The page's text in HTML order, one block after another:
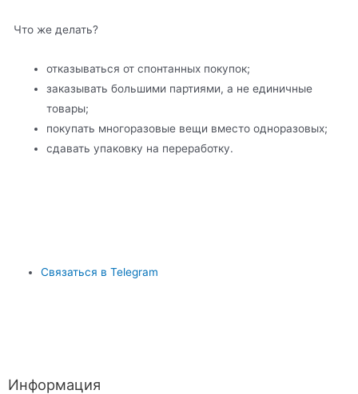
Что же делать?
отказываться от спонтанных покупок;
заказывать большими партиями, а не единичные
товары;
покупать многоразовые вещи вместо одноразовых;
сдавать упаковку на переработку.
Связаться в Telegram
Информация